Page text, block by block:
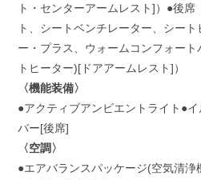
ト・センターアームレスト]）●後
ト、シートベンチレーター、シー
ー・プラス、ウォームコンフォー
トヒーター)[ドアアームレスト]）
〈機能装備〉
●アクティブアンビエントライト●
バー[後席]
〈空調〉
●エアバランスパッケージ(空気清浄